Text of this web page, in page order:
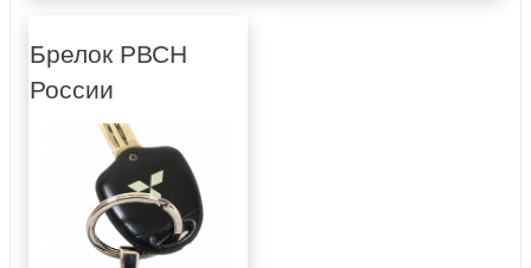
Брелок РВСН
России